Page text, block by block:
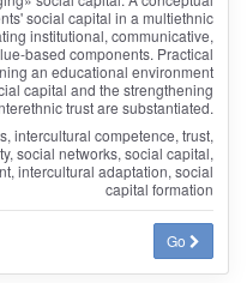
social capital in a multiethnic
institutional, communicative,
based components. Practical
an educational environment
capital and the strengthening
trust are substantiated.
intercultural competence, trust,
social networks, social capital,
intercultural adaptation, social
capital formation
Go